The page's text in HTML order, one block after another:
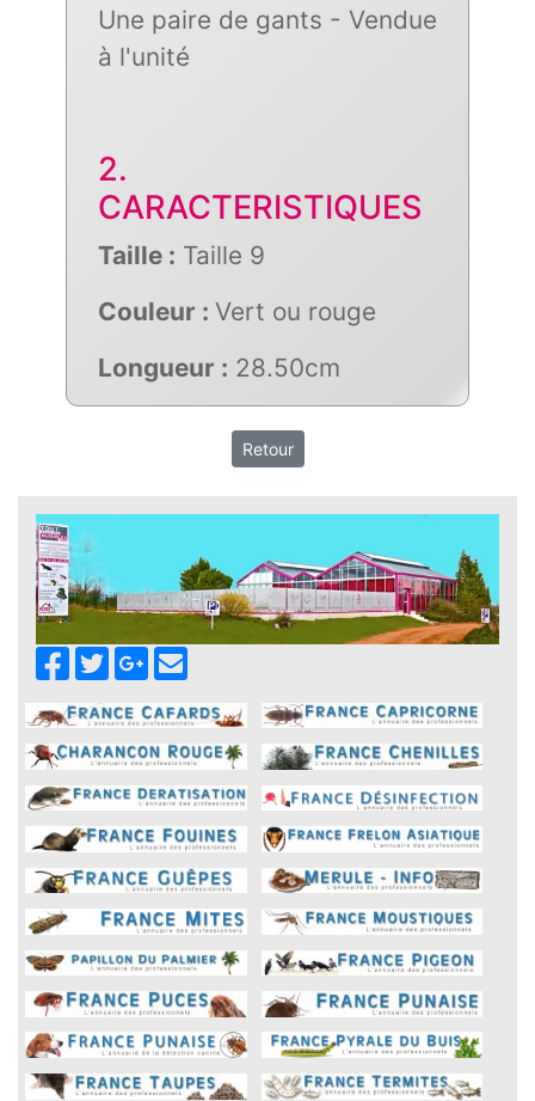
Une paire de gants - Vendue
à l'unité
2.
CARACTERISTIQUES
Taille : Taille 9
Couleur : Vert ou rouge
Longueur : 28.50cm
Retour